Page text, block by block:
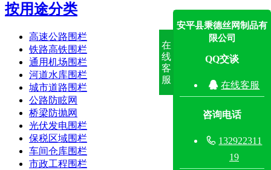
按用途分类
高速公路围栏
铁路高铁围栏
通用机场围栏
河道水库围栏
城市道路围栏
公路防眩网
桥梁防抛网
光伏发电围栏
保税区域围栏
车间仓库围栏
市政工程围栏
在
线
客
服
安平县秉德丝网制品有
限公司
QQ交谈
 在线客服
咨询电话
 132922311
19